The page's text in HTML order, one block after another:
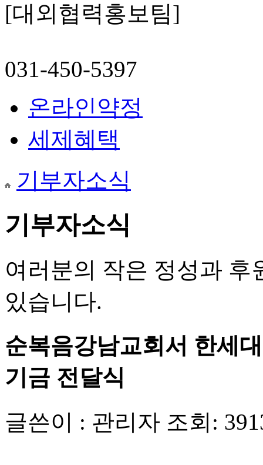
[대외협력홍보팀]
031-450-5397
온라인약정
세제혜택
기부자소식
기부자소식
여러분의 작은 정성과 후
있습니다.
순복음강남교회서 한세
기금 전달식
글쓴이 : 관리자 조회: